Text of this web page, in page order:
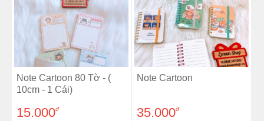
Note Cartoon 80 Tờ - (
10cm - 1 Cái)
15.000đ
Note Cartoon
35.000đ